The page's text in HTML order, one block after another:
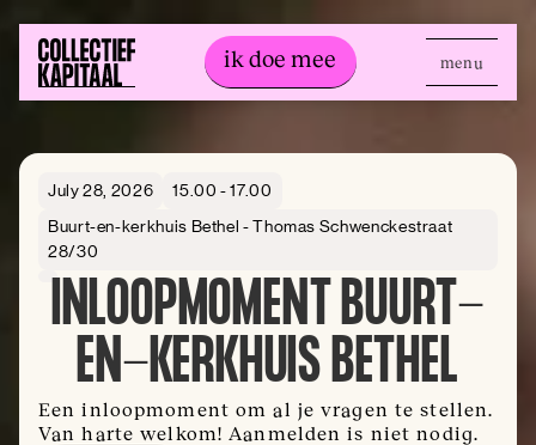
menu
ik doe mee
ik doe mee
July 28, 2026
15.00 - 17.00
Buurt-en-kerkhuis Bethel - Thomas Schwenckestraat
28/30
INLOOPMOMENT BUURT-
EN-KERKHUIS BETHEL
Een inloopmoment om al je vragen te stellen.
Van harte welkom! Aanmelden is niet nodig.